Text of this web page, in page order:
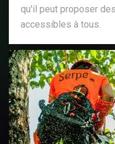
qu'il peut proposer
accessibles à tous.